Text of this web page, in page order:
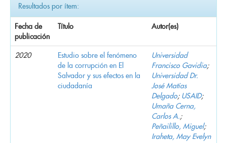
Resultados por ítem:
Fecha de
publicación
Título Autor(es)
2020
Estudio sobre el fenómeno
de la corrupción en El
Salvador y sus efectos en la
ciudadanía
Universidad
Francisco Gavidia;
Universidad Dr.
José Matías
Delgado; USAID;
Umaña Cerna,
Carlos A.;
Peñailillo, Miguel;
Iraheta, May Evelyn